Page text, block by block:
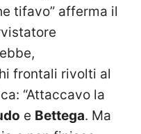
tifavo” afferma il
frontali rivolti al
“Attaccavo la
e Bettega. Ma